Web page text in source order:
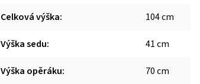
Celková výška: 104 cm
Výška sedu: 41 cm
Výška opěráku: 70 cm